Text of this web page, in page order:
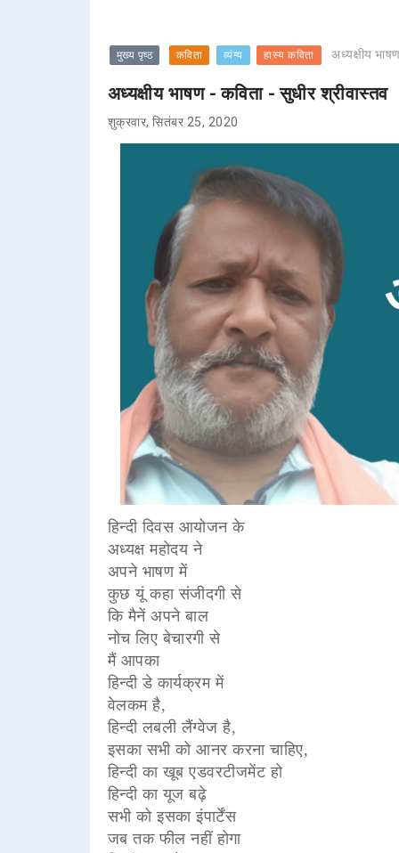
मुख्य पृष्ठ कविता व्यंग्य हास्य कविता अध्यक्षीय
अध्यक्षीय भाषण - कविता - सुधीर श्रीवास्तव
शुक्रवार, सितंबर 25, 2020
हिन्दी दिवस आयोजन के
अध्यक्ष महोदय ने
अपने भाषण में
कुछ यूं कहा संजीदगी से
कि मैनें अपने बाल
नोच लिए बेचारगी से
मैं आपका
हिन्दी डे कार्यक्रम में
वेलकम है,
हिन्दी लबली लैंग्वेज है,
इसका सभी को आनर करना चाहिए,
हिन्दी का खूब एडवरटीजमेंट हो
हिन्दी का यूज बढ़े
सभी को इसका इंपार्टेंस
जब तक फील नहीं होगा